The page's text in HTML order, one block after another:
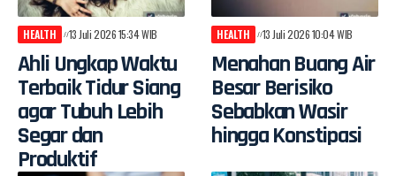
HEALTH 13 Juli 2026 15:34 WIB
Ahli Ungkap Waktu
Terbaik Tidur Siang
agar Tubuh Lebih
Segar dan
Produktif
HEALTH 13 Juli 2026 10:04 WIB
Menahan Buang Air
Besar Berisiko
Sebabkan Wasir
hingga Konstipasi